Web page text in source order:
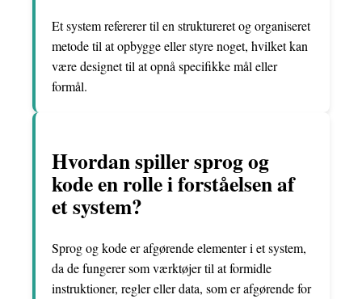
Et system refererer til en struktureret og organiseret
metode til at opbygge eller styre noget, hvilket kan
være designet til at opnå specifikke mål eller
formål.
Hvordan spiller sprog og
kode en rolle i forståelsen af
et system?
Sprog og kode er afgørende elementer i et system,
da de fungerer som værktøjer til at formidle
instruktioner, regler eller data, som er afgørende for